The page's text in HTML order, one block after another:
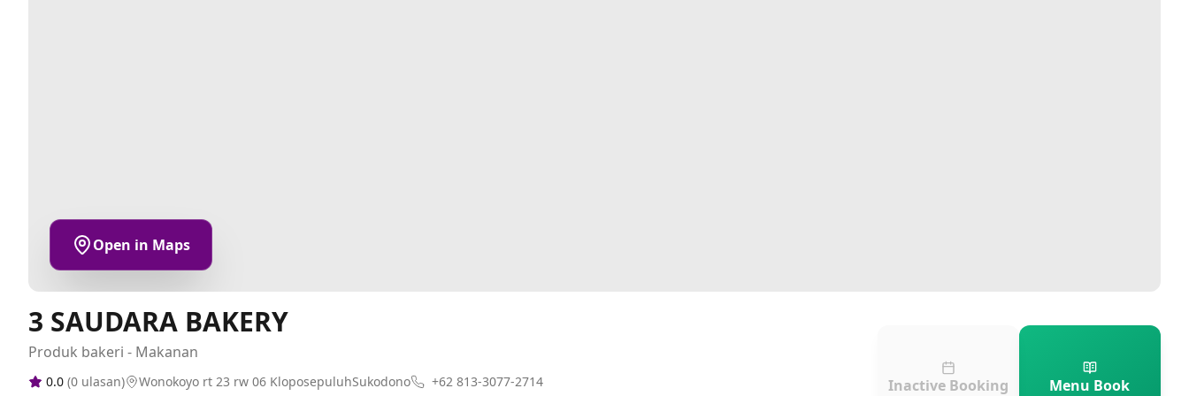
Open in Maps
3 SAUDARA BAKERY
Produk bakeri - Makanan
0.0 (0 ulasan) Wonokoyo rt 23 rw 06 KloposepuluhSukodono +62 813-3077-2714 Inactive Booking Menu Book